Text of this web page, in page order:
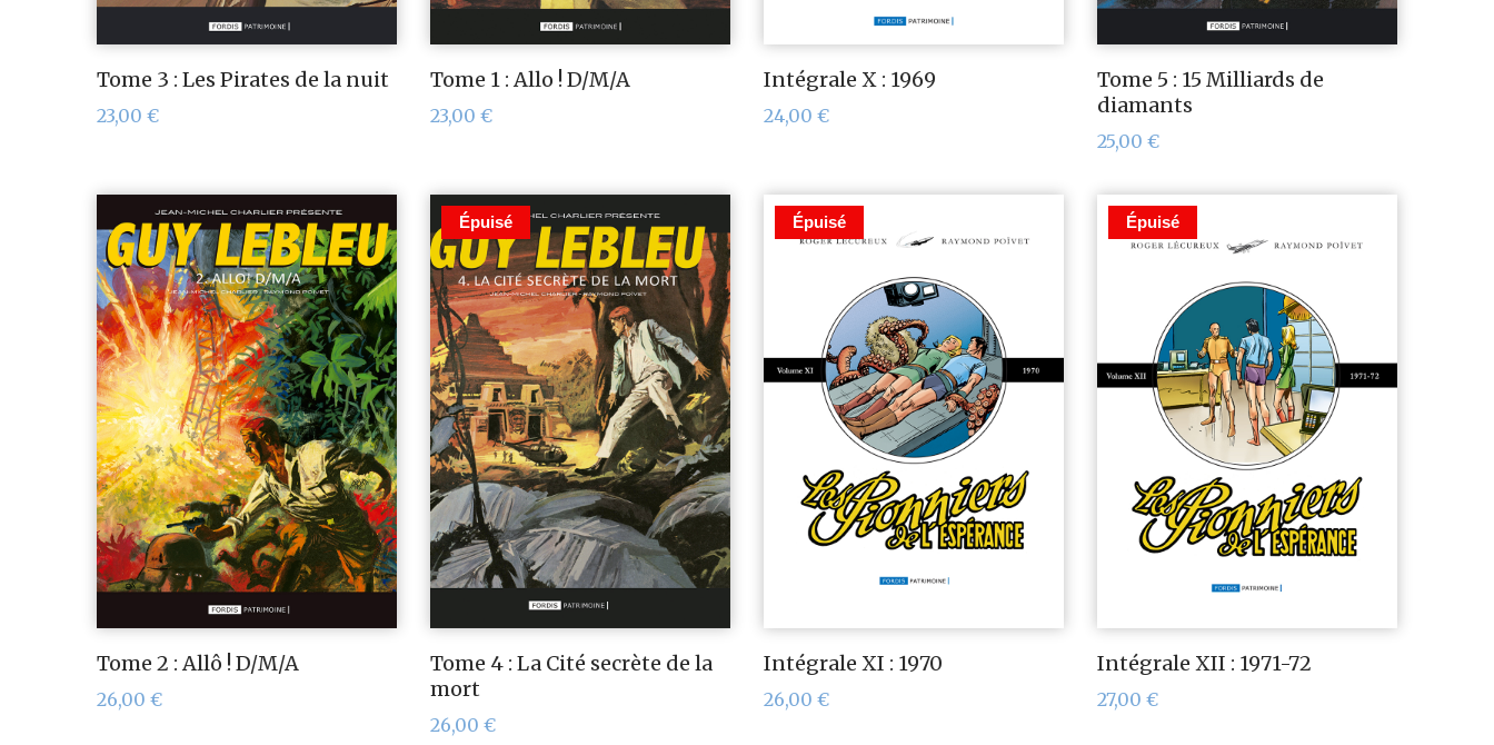
Tome 3 : Les Pirates de la nuit
23,00 €
Tome 1 : Allo ! D/M/A
23,00 €
Intégrale X : 1969
24,00 €
Tome 5 : 15 Milliards de
diamants
25,00 €
Tome 2 : Allô ! D/M/A
26,00 €
Épuisé
Tome 4 : La Cité secrète de la
mort
26,00 €
Épuisé
Intégrale XI : 1970
26,00 €
Épuisé
Intégrale XII : 1971-72
27,00 €